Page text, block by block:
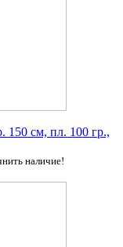
см, пл. 100 гр.,
наличие!